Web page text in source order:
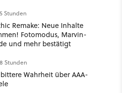
Stunden
Remake: Neue Inhalte
Fotomodus, Marvin-
und mehr bestätigt
Stunden
Wahrheit über AAA-